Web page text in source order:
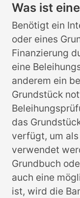
Was ist
Benötigt ein
oder eines
Finanzierung
eine
anderem ein
Grundstück
das
verfügt, um
verwendet
Grundbuch
auch eine
ist, wird die